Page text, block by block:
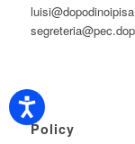
Policy